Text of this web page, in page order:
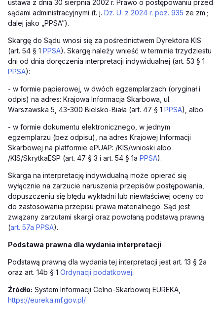
ustawa z dnia 30 sierpnia 2002 r. Prawo o postępowaniu przed
sądami administracyjnymi (t. j. Dz. U. z 2024 r. poz. 935 ze zm.;
dalej jako „PPSA”).
Skargę do Sądu wnosi się za pośrednictwem Dyrektora KIS
(art. 54 § 1 PPSA). Skargę należy wnieść w terminie trzydziestu
dni od dnia doręczenia interpretacji indywidualnej (art. 53 § 1
PPSA):
- w formie papierowej, w dwóch egzemplarzach (oryginał i
odpis) na adres: Krajowa Informacja Skarbowa, ul.
Warszawska 5, 43-300 Bielsko-Biała (art. 47 § 1 PPSA), albo
- w formie dokumentu elektronicznego, w jednym
egzemplarzu (bez odpisu), na adres Krajowej Informacji
Skarbowej na platformie ePUAP: /KIS/wnioski albo
/KIS/SkrytkaESP (art. 47 § 3 i art. 54 § 1a PPSA).
Skarga na interpretację indywidualną może opierać się
wyłącznie na zarzucie naruszenia przepisów postępowania,
dopuszczeniu się błędu wykładni lub niewłaściwej oceny co
do zastosowania przepisu prawa materialnego. Sąd jest
związany zarzutami skargi oraz powołaną podstawą prawną
(art. 57a PPSA).
Podstawa prawna dla wydania interpretacji
Podstawą prawną dla wydania tej interpretacji jest art. 13 § 2a
oraz art. 14b § 1 Ordynacji podatkowej.
Źródło: System Informacji Celno-Skarbowej EUREKA,
https://eureka.mf.gov.pl/